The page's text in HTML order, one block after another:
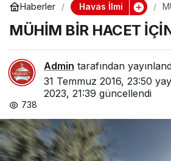
Haberler Havas İlmi
MÜHİM BİR HACET
Admin tarafından
31 Temmuz 2016, 23:50
2023, 21:39 güncellendi
738